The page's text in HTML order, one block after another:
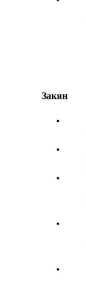
Закян